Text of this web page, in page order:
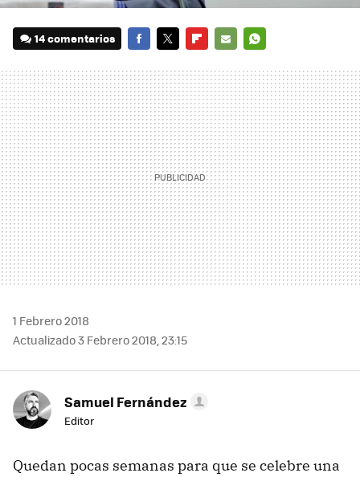
14 comentarios
MAIL
1 Febrero 2018
Actualizado 3 Febrero 2018, 23:15
Samuel Fernández
Editor
Quedan pocas semanas para que se celebre una